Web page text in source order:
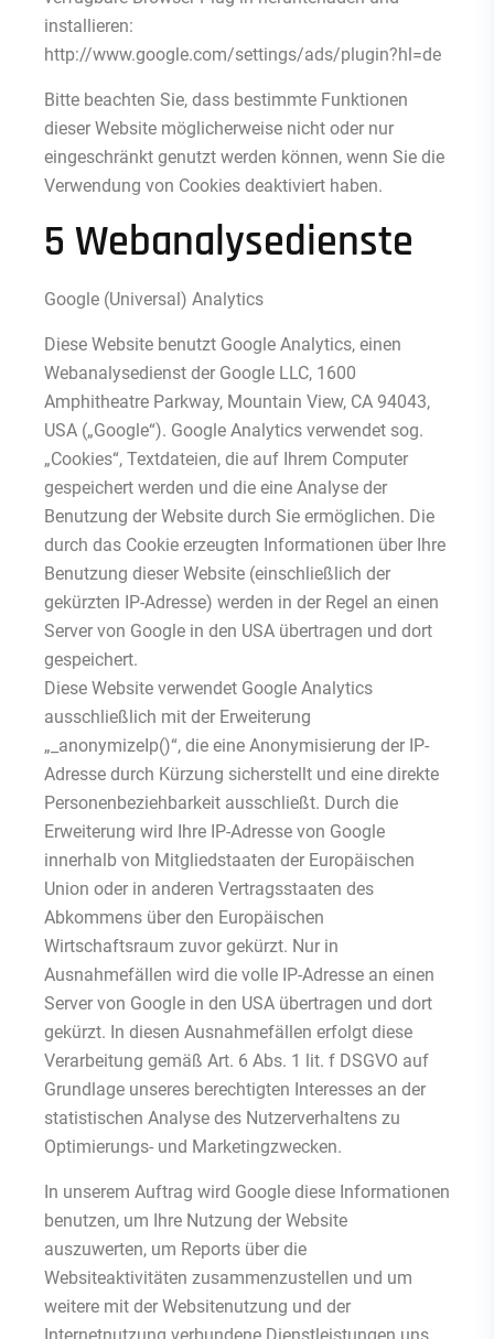
installieren:
http://www.google.com/settings/ads/plugin?hl=de
Bitte beachten Sie, dass bestimmte Funktionen
dieser Website möglicherweise nicht oder nur
eingeschränkt genutzt werden können, wenn Sie die
Verwendung von Cookies deaktiviert haben.
5 Webanalysedienste
Google (Universal) Analytics
Diese Website benutzt Google Analytics, einen
Webanalysedienst der Google LLC, 1600
Amphitheatre Parkway, Mountain View, CA 94043,
USA („Google“). Google Analytics verwendet sog.
„Cookies“, Textdateien, die auf Ihrem Computer
gespeichert werden und die eine Analyse der
Benutzung der Website durch Sie ermöglichen. Die
durch das Cookie erzeugten Informationen über Ihre
Benutzung dieser Website (einschließlich der
gekürzten IP-Adresse) werden in der Regel an einen
Server von Google in den USA übertragen und dort
gespeichert.
Diese Website verwendet Google Analytics
ausschließlich mit der Erweiterung
„_anonymizeIp()“, die eine Anonymisierung der IP-
Adresse durch Kürzung sicherstellt und eine direkte
Personenbeziehbarkeit ausschließt. Durch die
Erweiterung wird Ihre IP-Adresse von Google
innerhalb von Mitgliedstaaten der Europäischen
Union oder in anderen Vertragsstaaten des
Abkommens über den Europäischen
Wirtschaftsraum zuvor gekürzt. Nur in
Ausnahmefällen wird die volle IP-Adresse an einen
Server von Google in den USA übertragen und dort
gekürzt. In diesen Ausnahmefällen erfolgt diese
Verarbeitung gemäß Art. 6 Abs. 1 lit. f DSGVO auf
Grundlage unseres berechtigten Interesses an der
statistischen Analyse des Nutzerverhaltens zu
Optimierungs- und Marketingzwecken.
In unserem Auftrag wird Google diese Informationen
benutzen, um Ihre Nutzung der Website
auszuwerten, um Reports über die
Websiteaktivitäten zusammenzustellen und um
weitere mit der Websitenutzung und der